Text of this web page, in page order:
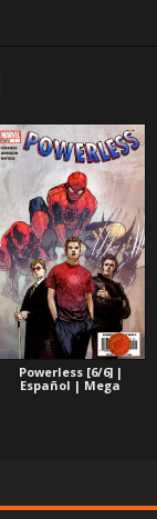
Powerless [6/6] |
Español | Mega